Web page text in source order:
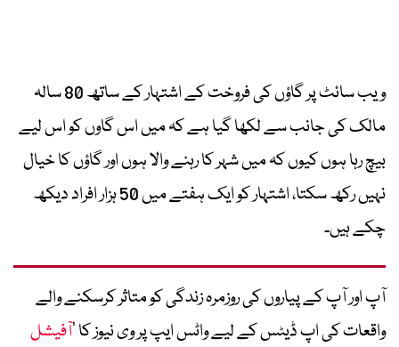
ویب سائٹ پر گاؤں کی فروخت کے اشتہار کے ساتھ 80 سالہ
مالک کی جانب سے لکھا گیا ہے کہ میں اس گاوں کو اس لیے
بیچ رہا ہوں کیوں کہ میں شہر کا رہنے والا ہوں اور گاؤں کا خیال
نہیں رکھ سکتا، اشتہار کو ایک ہفتے میں 50 ہزار افراد دیکھ
چکے ہیں۔
آپ اور آپ کے پیاروں کی روزمرہ زندگی کو متاثر کرسکنے والے
واقعات کی اپ ڈیٹس کے لیے واٹس ایپ پر وی نیوز کا ’آفیشل